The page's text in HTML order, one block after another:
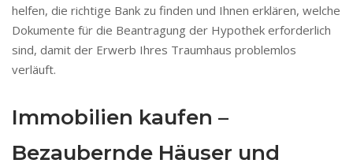
helfen, die richtige Bank zu finden und Ihnen erklären, welche
Dokumente für die Beantragung der Hypothek erforderlich
sind, damit der Erwerb Ihres Traumhaus problemlos
verläuft.
Immobilien kaufen –
Bezaubernde Häuser und